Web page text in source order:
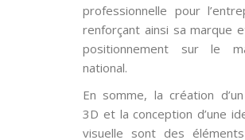
professionnelle pour
renforçant ainsi sa marque
positionnement sur le
national.
En somme, la création
3D et la conception d’une
visuelle sont des